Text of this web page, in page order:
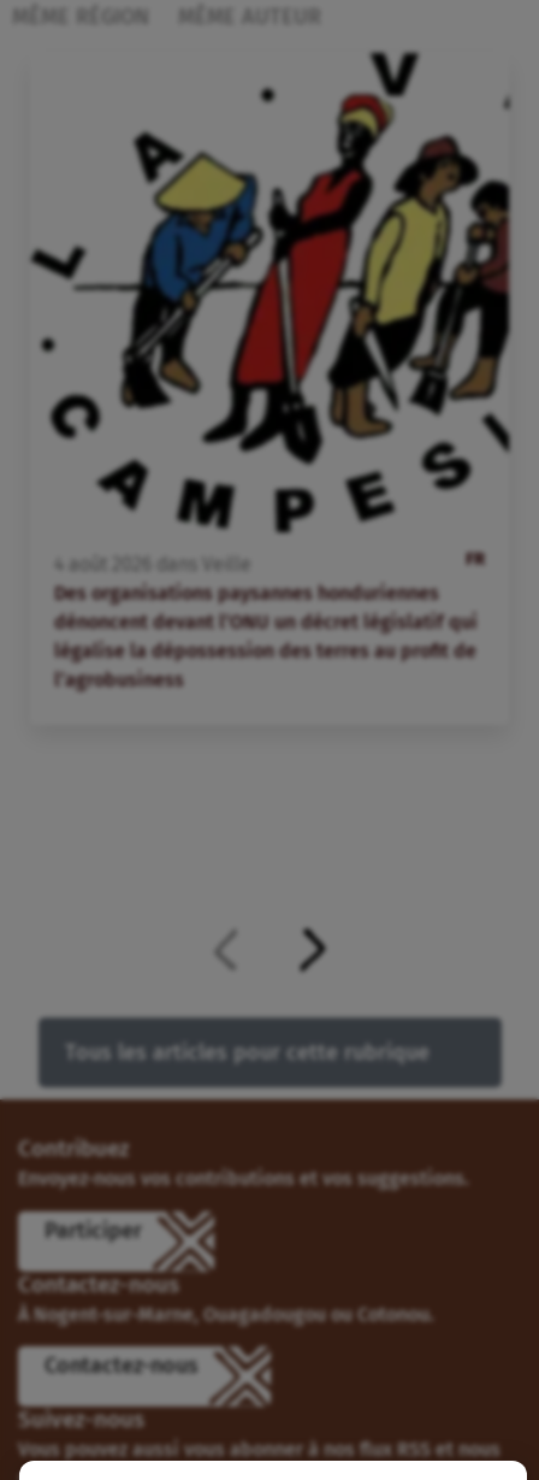
FR
4 août dans
Veille
Des organisations paysannes honduriennes
dénoncent devant l’ONU un décret législatif qui
légalise la dépossession des terres au profit de
l’agrobusiness
Tous les articles pour cette rubrique
Contribuez
Envoyez-nous vos contributions et vos suggestions.
Participer
Contactez-nous
À Nogent-sur-Marne, Ouagadougou ou Cotonou.
Contactez-nous
Suivez-nous
Vous pouvez aussi vous abonner à nos flux RSS et nous